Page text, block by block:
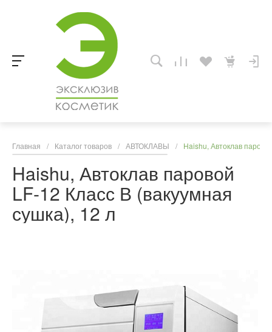
Главная / Каталог товаров / АВТОКЛАВЫ / Haishu, Автоклав
Haishu, Автоклав паровой
LF-12 Класс В (вакуумная
сушка), 12 л